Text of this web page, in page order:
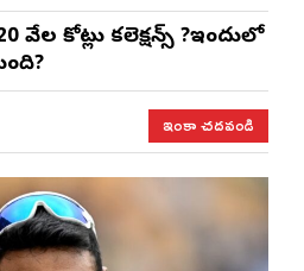
కోట్లు కలెక్షన్స్ ?ఇందులో
ఇంకా చదవండి